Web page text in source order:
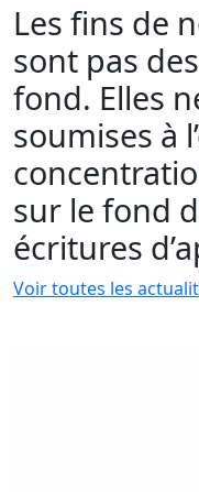
Les fins de
sont pas
fond. Elles
soumises à
sur le fond
écritures
Voir toutes les